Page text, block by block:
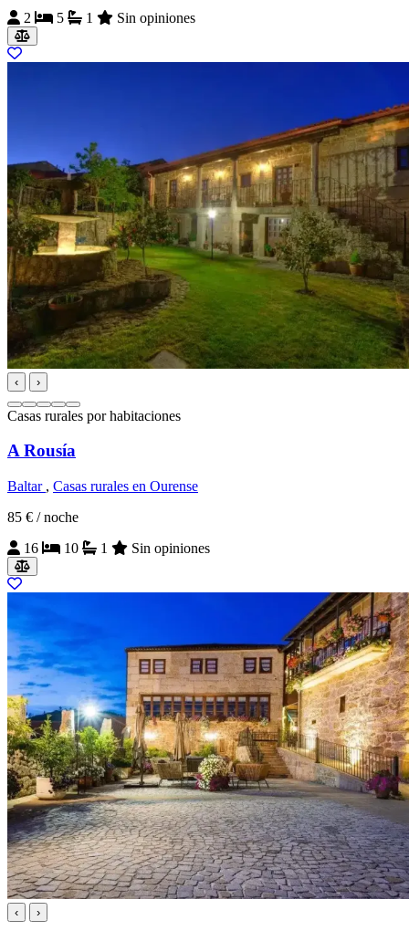
2 5 1 Sin opiniones
‹ ›
Casas rurales por habitaciones
A Rousía
Baltar , Casas rurales en Ourense
85 € / noche
16
10 1 Sin opiniones
‹ ›